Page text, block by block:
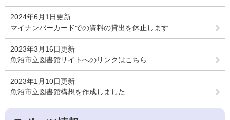
2024年6月1日更新
マイナンバーカードでの資料の貸出を休止します
2023年3月16日更新
魚沼市立図書館サイトへのリンクはこちら
2023年1月10日更新
魚沼市立図書館構想を作成しました